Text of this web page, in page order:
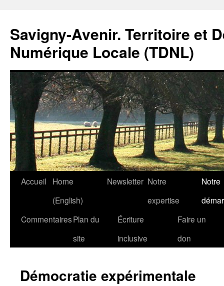
Savigny-Avenir. Territoire et
Numérique Locale (TDNL)
Aller
contenu
Accueil
Home
(English)
Newsletter Notre
expertise
Notre
CommentairesPlan du
site
Écriture
inclusive
Faire un
don
Démocratie expérimentale